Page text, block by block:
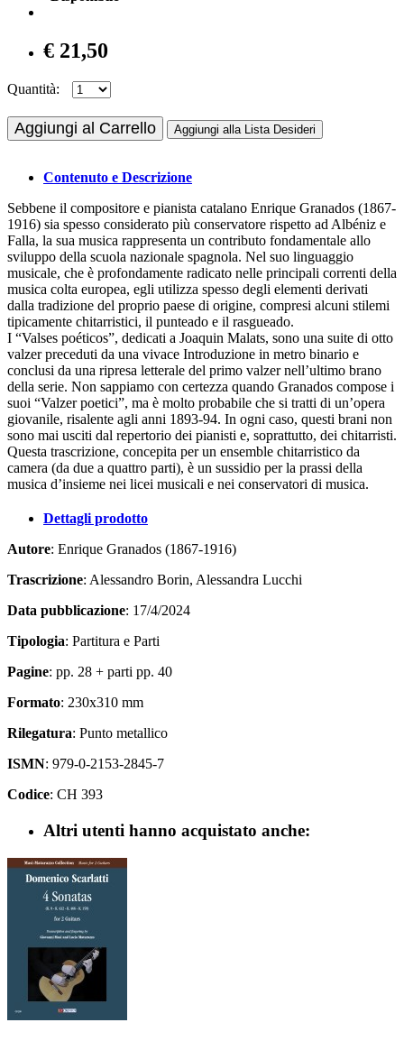
€ 21,50
Quantità:
Aggiungi al Carrello Aggiungi alla Lista Desideri
Contenuto e Descrizione
Sebbene il compositore e pianista catalano Enrique Granados (1867-
1916) sia spesso considerato più conservatore rispetto ad Albéniz e
Falla, la sua musica rappresenta un contributo fondamentale allo
sviluppo della scuola nazionale spagnola. Nel suo linguaggio
musicale, che è profondamente radicato nelle principali correnti della
musica colta europea, egli utilizza spesso degli elementi derivati
dalla tradizione del proprio paese di origine, compresi alcuni stilemi
tipicamente chitarristici, il punteado e il rasgueado.
I “Valses poéticos”, dedicati a Joaquin Malats, sono una suite di otto
valzer preceduti da una vivace Introduzione in metro binario e
conclusi da una ripresa letterale del primo valzer nell’ultimo brano
della serie. Non sappiamo con certezza quando Granados compose i
suoi “Valzer poetici”, ma è molto probabile che si tratti di un’opera
giovanile, risalente agli anni 1893-94. In ogni caso, questi brani non
sono mai usciti dal repertorio dei pianisti e, soprattutto, dei chitarristi.
Questa trascrizione, concepita per un ensemble chitarristico da
camera (da due a quattro parti), è un sussidio per la prassi della
musica d’insieme nei licei musicali e nei conservatori di musica.
Dettagli prodotto
Autore: Enrique Granados (1867-1916)
Trascrizione: Alessandro Borin, Alessandra Lucchi
Data pubblicazione: 17/4/2024
Tipologia: Partitura e Parti
Pagine: pp. 28 + parti pp. 40
Formato: 230x310 mm
Rilegatura: Punto metallico
ISMN: 979-0-2153-2845-7
Codice: CH 393
Altri utenti hanno acquistato anche: